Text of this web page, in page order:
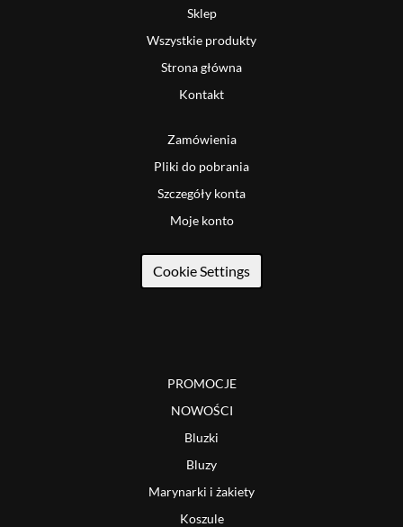
Sklep
Wszystkie produkty
Strona główna
Kontakt
Zamówienia
Pliki do pobrania
Szczegóły konta
Moje konto
Cookie Settings
PROMOCJE
NOWOŚCI
Bluzki
Bluzy
Marynarki i żakiety
Koszule